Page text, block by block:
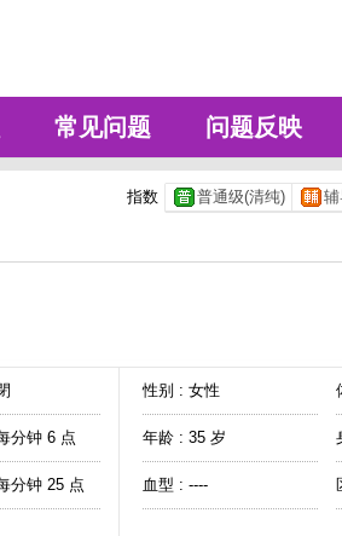
常见问题 问题反映
指数 普通级(清纯)
分钟 6 点
分钟 25 点
性别 : 女性
年龄 : 35 岁
血型 : ----